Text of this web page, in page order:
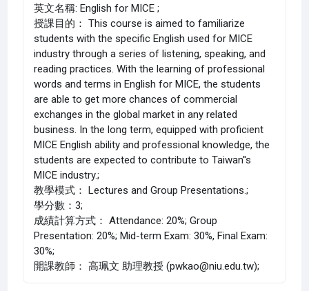
英文名稱: English for MICE ;
授課目的： This course is aimed to familiarize
students with the specific English used for MICE
industry through a series of listening, speaking, and
reading practices. With the learning of professional
words and terms in English for MICE, the students
are able to get more chances of commercial
exchanges in the global market in any related
business. In the long term, equipped with proficient
MICE English ability and professional knowledge, the
students are expected to contribute to Taiwan''s
MICE industry.;
教學模式： Lectures and Group Presentations.;
學分數：3;
成績計算方式： Attendance: 20%; Group
Presentation: 20%; Mid-term Exam: 30%, Final Exam:
30%;
開課教師： 高珮文 助理教授 (pwkao@niu.edu.tw);